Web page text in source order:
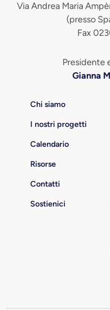
Via Andrea Maria
(presso
Fax
Presidente
Gianna
Chi siamo
I nostri progetti
Calendario
Risorse
Contatti
Sostienici